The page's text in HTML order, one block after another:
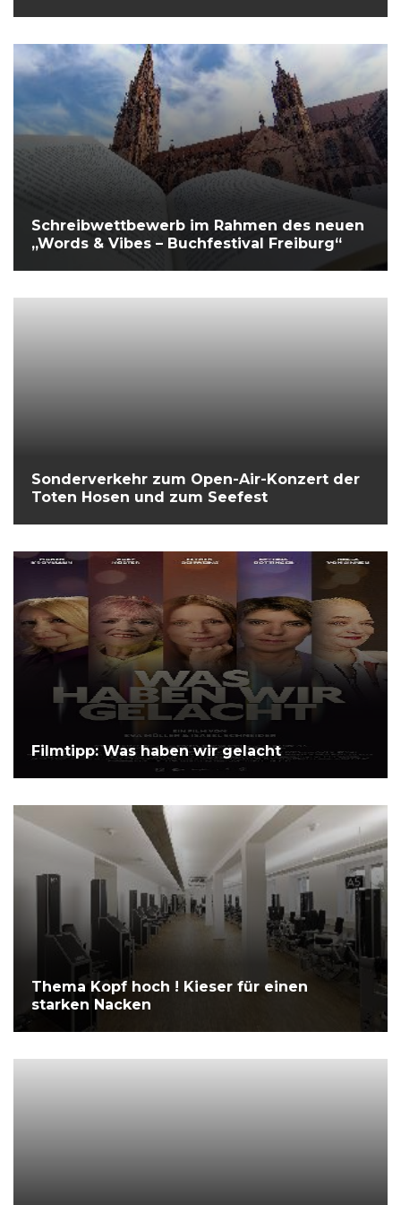
Schreibwettbewerb im Rahmen des neuen
„Words & Vibes – Buchfestival Freiburg“
Sonderverkehr zum Open-Air-Konzert der
Toten Hosen und zum Seefest
Filmtipp: Was haben wir gelacht
Thema Kopf hoch ! Kieser für einen
starken Nacken